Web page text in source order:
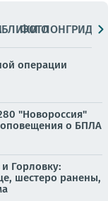
ФОТОЛОНГРИДЫ
операции
"Новороссия"
оповещения о БПЛА
Горловку:
шестеро ранены,